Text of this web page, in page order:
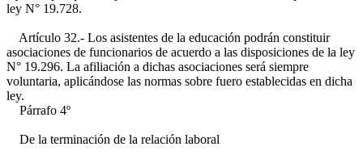
ley N° 19.728.
Artículo 32.- Los asistentes de la educación podrán constituir
asociaciones de funcionarios de acuerdo a las disposiciones de la ley
N° 19.296. La afiliación a dichas asociaciones será siempre
voluntaria, aplicándose las normas sobre fuero establecidas en dicha
ley.
Párrafo 4º
De la terminación de la relación laboral